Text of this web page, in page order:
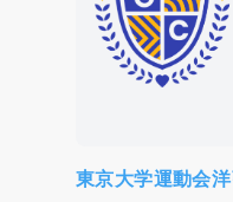
東京大学運動会